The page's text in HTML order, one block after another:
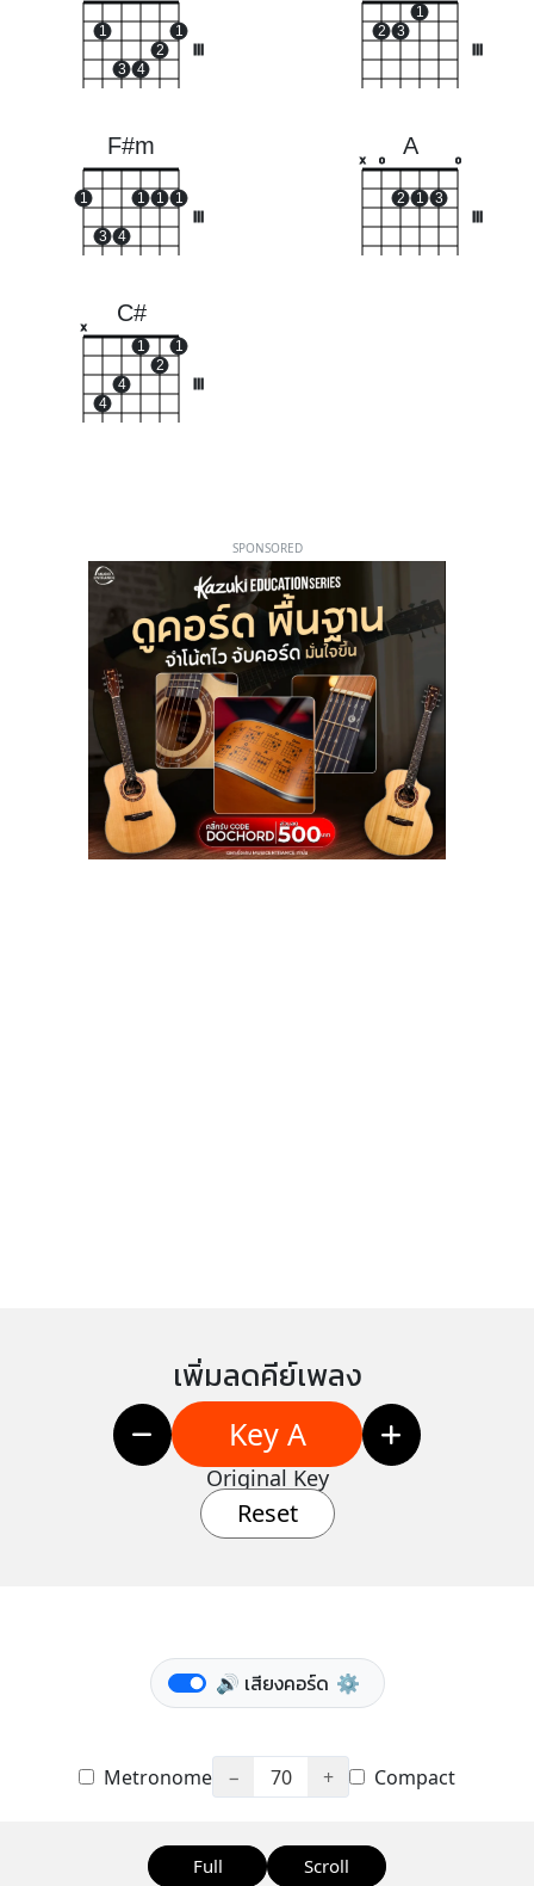
1
3 4
2
1 2 3
1
F#m
1
3 4
1 1 1
A
x o
2 1 3
o
C#
x
4
4
1
2
1
SPONSORED
เพิ่มลดคีย์เพลง
Key A
Original Key
Reset
🔊 เสียงคอร์ด ⚙️
Metronome − 70 + Compact
Full Scroll